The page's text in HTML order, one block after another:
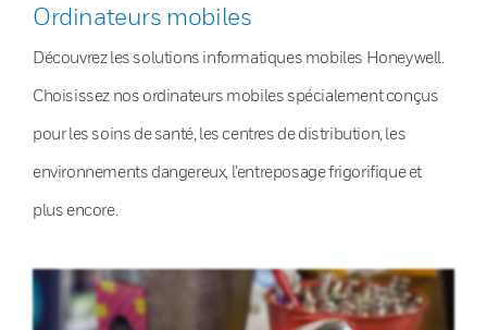
Ordinateurs mobiles
Découvrez les solutions informatiques mobiles Honeywell.
Choisissez nos ordinateurs mobiles spécialement conçus
pour les soins de santé, les centres de distribution, les
environnements dangereux, l’entreposage frigorifique et
plus encore.